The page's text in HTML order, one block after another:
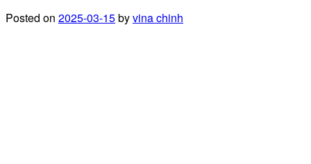
Posted on 2025-03-15byvina chinh